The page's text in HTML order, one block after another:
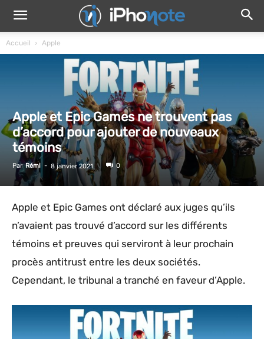
Accueil Apple
Apple et Epic Games ne trouvent pas
d’accord pour ajouter de nouveaux
témoins
Par Rémi - 8 janvier 2021 0
Apple et Epic Games ont déclaré aux juges qu’ils
n’avaient pas trouvé d’accord sur les différents
témoins et preuves qui serviront à leur prochain
procès antitrust entre les deux sociétés.
Cependant, le tribunal a tranché en faveur d’Apple.